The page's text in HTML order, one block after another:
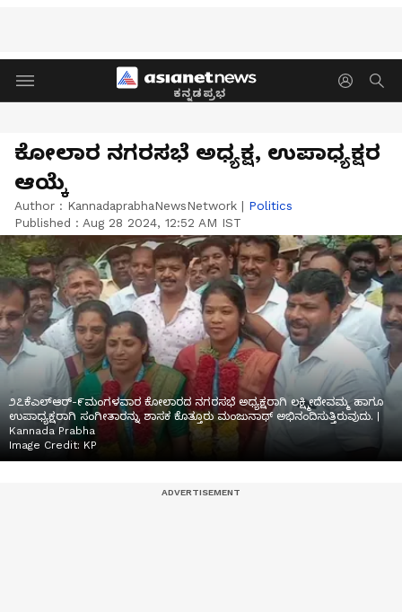
ಕನ್ನಡಪ್ರಭ
ಕೋಲಾರ ನಗರಸಭೆ ಅಧ್ಯಕ್ಷ, ಉಪಾಧ್ಯಕ್ಷರ
ಆಯ್ಕೆ
Author : KannadaprabhaNewsNetwork | Politics
Published : Aug 28 2024, 12:52 AM IST
೨೭ಕೆಎಲ್‌ಆರ್-೯ಮಂಗಳವಾರ ಕೋಲಾರದ ನಗರಸಭೆ ಅಧ್ಯಕ್ಷರಾಗಿ ಲಕ್ಷ್ಮೀದೇವಮ್ಮ ಹಾಗೂ
ಉಪಾಧ್ಯಕ್ಷರಾಗಿ ಸಂಗೀತಾರನ್ನು ಶಾಸಕ ಕೊತ್ತೂರು ಮಂಜುನಾಥ್ ಅಭಿನಂದಿಸುತ್ತಿರುವುದು. |
Kannada Prabha
Image Credit: KP